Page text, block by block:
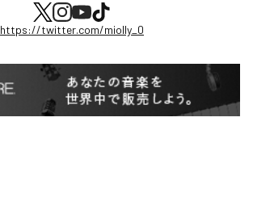
https://twitter.com/miolly_0